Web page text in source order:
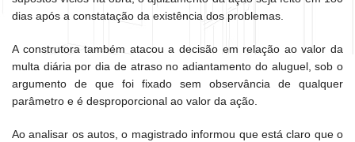
dias após a constatação da existência dos problemas.
A construtora também atacou a decisão em relação ao valor da
multa diária por dia de atraso no adiantamento do aluguel, sob o
argumento de que foi fixado sem observância de qualquer
parâmetro e é desproporcional ao valor da ação.
Ao analisar os autos, o magistrado informou que está claro que o